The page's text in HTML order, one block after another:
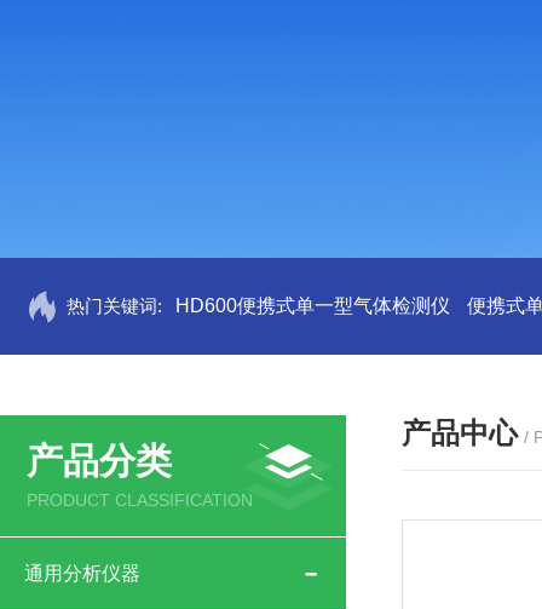
热门关键词: HD600便携式单一型气体检测仪 便携式
产品分类
PRODUCT CLASSIFICATION
通用分析仪器
产品中心 /